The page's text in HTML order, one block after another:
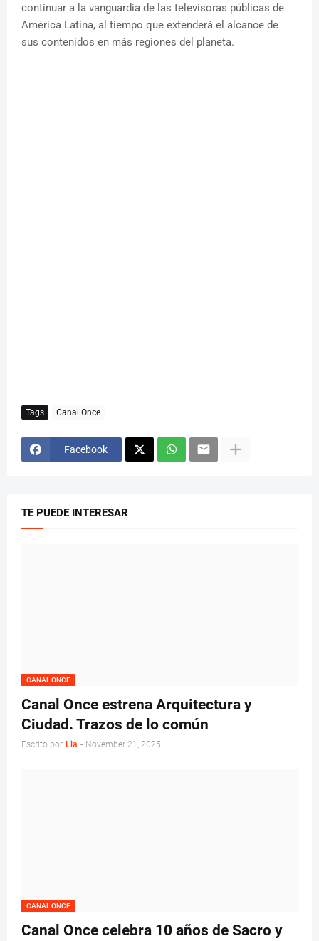
continuar a la vanguardia de las televisoras públicas de
América Latina, al tiempo que extenderá el alcance de
sus contenidos en más regiones del planeta.
Tags Canal Once
Facebook
TE PUEDE INTERESAR
CANAL ONCE
Canal Once estrena Arquitectura y
Ciudad. Trazos de lo común
Escrito por Lia - November 21, 2025
CANAL ONCE
Canal Once celebra 10 años de Sacro y